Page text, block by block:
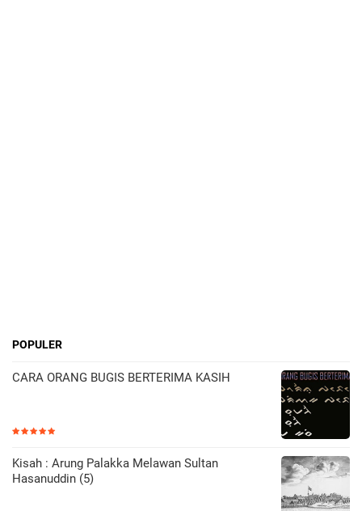
POPULER
CARA ORANG BUGIS BERTERIMA KASIH
Kisah : Arung Palakka Melawan Sultan
Hasanuddin (5)